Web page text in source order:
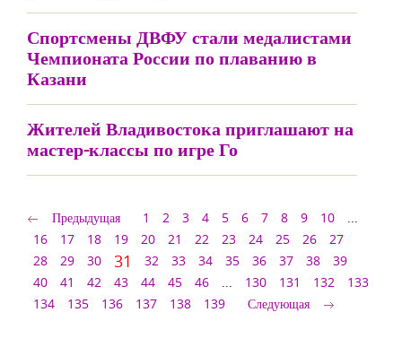
Спортсмены ДВФУ стали медалистами
Чемпионата России по плаванию в
Казани
Жителей Владивостока приглашают на
мастер-классы по игре Го
Предыдущая 1 2 3 4 5 6 7 8 9 10
...
16
17 18 19 20 21 22 23 24 25 26
27
28
29 30 31 32 33 34 35 36 37 38
39
40
41 42 43 44 45 46 ... 130 131 132
133
134
135 136 137 138 139 Следующая